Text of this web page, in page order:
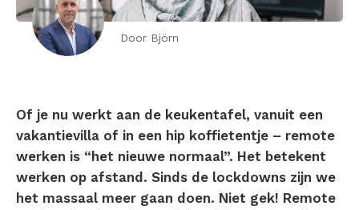
Door Björn
Of je nu werkt aan de keukentafel, vanuit een
vakantievilla of in een hip koffietentje – remote
werken is “het nieuwe normaal”. Het betekent
werken op afstand. Sinds de lockdowns zijn we
het massaal meer gaan doen. Niet gek! Remote